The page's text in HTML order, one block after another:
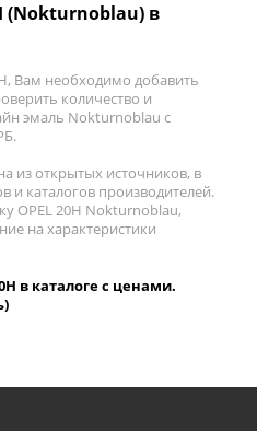
(Nokturnoblau) в
Вам необходимо добавить
количество и
эмаль Nokturnoblau с
из открытых источников, в
и каталогов производителей.
OPEL 20H Nokturnoblau,
на характеристики
в каталоге с ценами.